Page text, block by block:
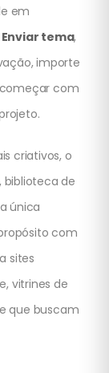
em
Enviar tema,
importe
com
criativos, o
biblioteca de
única
com
sites
vitrines de
que buscam